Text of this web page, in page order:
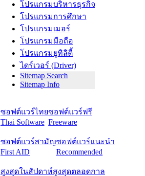
โปรแกรมบริหารธุรกิจ
โปรแกรมการศึกษา
โปรแกรมเมอร์
โปรแกรมมือถือ
โปรแกรมยูทิลิตี้
ไดร์เวอร์ (Driver)
Sitemap Search
Sitemap Info
ซอฟต์แวร์ไทย
Thai Software
ซอฟต์แวร์ฟรี
Freeware
ซอฟต์แวร์สามัญ
First AID
ซอฟต์แวร์แนะนำ
Recommended
สูงสุดในสัปดาห์สูงสุดตลอดกาล